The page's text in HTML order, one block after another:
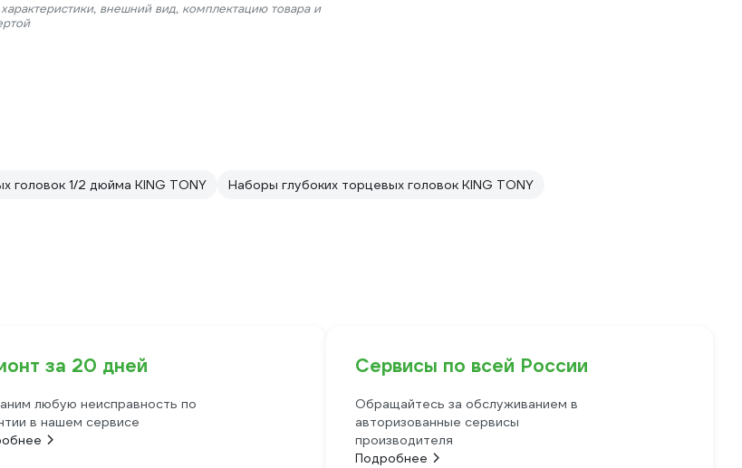
внешний вид, комплектацию товара и
головок 1/2 дюйма KING TONY Наборы глубоких торцевых головок KING TONY
за 20 дней
любую неисправность по
в нашем сервисе
Сервисы по всей России
Обращайтесь за обслуживанием в
авторизованные сервисы
производителя
Подробнее